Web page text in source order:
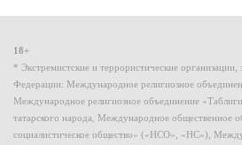
18+
* Экстремистские и террористические организации,
Федерации: Международное религиозное
Международное религиозное объединение
татарского народа, Международное общественное
социалистическое общество» («НСО», «НС»),